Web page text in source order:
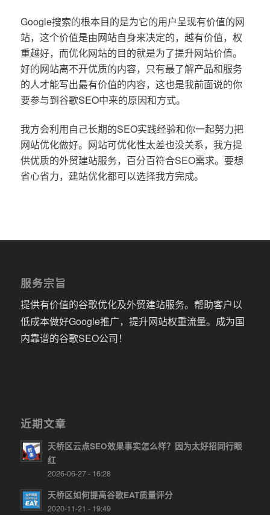
Google搜索的根本目的是为它的用户呈现有价值的网
站，这个价值是由网站自身来决定的，越有价值，权
重越好，而优化网站的目的就是为了提升网站价值。
好的网站离不开优质的内容，只有最了解产品和服务
的人才能写出最有价值的内容，这也是我前面说的你
要参与到谷歌SEO中来的原因和方式。
我方会利用自己长期的SEO实践经验和你一起努力把
网站优化做好。网站可优化性太差也没关系，我方提
供优质的外贸建站服务，百分百符合SEO需求。要想
省心省力，建站优化都可以选择我方完成。
服务宗旨
提供有价值的谷歌优化及外贸建站服务。帮助客户以
低成本做好Google推广，提升网站权重流量。成为国
内靠谱的谷歌SEO公司！
近期文章
天桥区云点SEO效果事实怎么样？因为太好招同行眼
红
2026-06-27 - 16:28
天桥区如何提高谷歌EAT质量评分
2020-11-21 - 19:49